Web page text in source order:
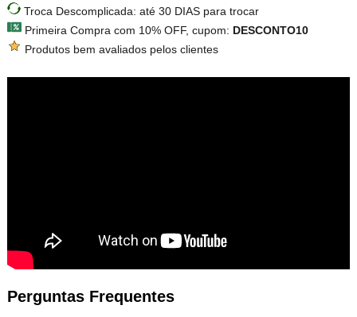
Troca Descomplicada: até 30 DIAS para trocar
Primeira Compra com 10% OFF, cupom: DESCONTO10
Produtos bem avaliados pelos clientes
Perguntas Frequentes